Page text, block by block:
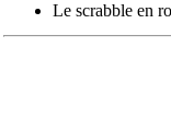
Le scrabble en